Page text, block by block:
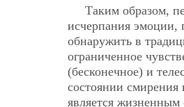
Таким образом,
исчерпания эмоции,
обнаружить в
ограниченное
(бесконечное) и
состоянии смирения
является